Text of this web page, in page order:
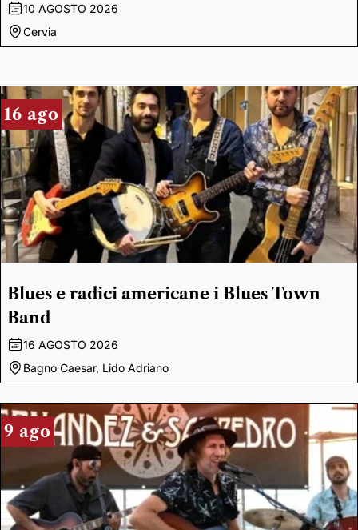
10 AGOSTO 2026
Cervia
16 ago
Blues e radici americane i Blues Town
Band
16 AGOSTO 2026
Bagno Caesar, Lido Adriano
9 ago